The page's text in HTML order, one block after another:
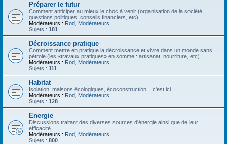
Préparer le futur
Comment anticiper au mieux le choc à venir (organisation de la société,
questions politiques, conseils financiers, etc).
Modérateurs : Rod Modérateurs
Sujets : 181
Décroissance pratique
Comment mettre en pratique la décroissance et vivre dans un monde sans
pétrole (les «travaux pratiques» en somme : artisanat, nourriture, etc)
Modérateurs : Rod Modérateurs
Sujets : 111
Habitat
Isolation, maisons écologiques, écoconstruction... c'est ici.
Modérateurs : Rod Modérateurs
Sujets : 128
Energie
Discussions traitant des diverses sources d'énergie ainsi que de leur
efficacité.
Modérateurs : Rod Modérateurs
Sujets : 800